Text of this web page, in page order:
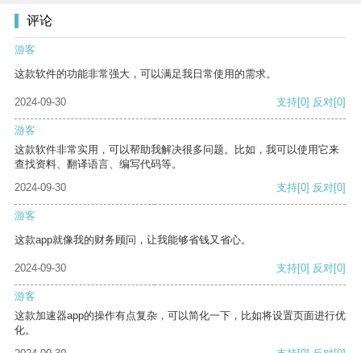
评论
游客
这款软件的功能非常强大，可以满足我日常使用的需求。
2024-09-30 支持[0] 反对[0]
游客
这款软件非常实用，可以帮助我解决很多问题。比如，我可以使用它来
查找资料、翻译语言、编写代码等。
2024-09-30
支持[0] 反对[0]
游客
这款app就像我的财务顾问，让我能够省钱又省心。
2024-09-30 支持[0] 反对[0]
游客
这款加速器app的操作有点复杂，可以简化一下，比如将设置页面进行优
化。